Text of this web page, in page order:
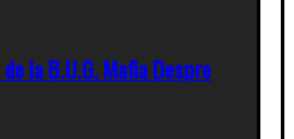
la B.U.G. Mafia Despre